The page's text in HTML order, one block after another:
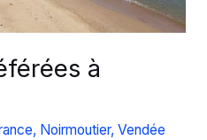
à
, Noirmoutier, Vendée